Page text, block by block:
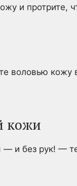
и протрите,
воловью кожу
кожи
— и без рук! —